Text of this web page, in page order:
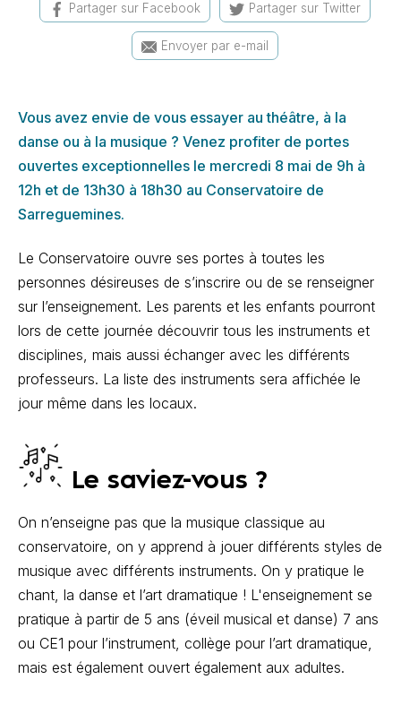
Partager sur Facebook Partager sur Twitter
Envoyer par e-mail
Vous avez envie de vous essayer au théâtre, à la
danse ou à la musique ? Venez profiter de portes
ouvertes exceptionnelles le mercredi 8 mai de 9h à
12h et de 13h30 à 18h30 au Conservatoire de
Sarreguemines.
Le Conservatoire ouvre ses portes à toutes les
personnes désireuses de s’inscrire ou de se renseigner
sur l’enseignement. Les parents et les enfants pourront
lors de cette journée découvrir tous les instruments et
disciplines, mais aussi échanger avec les différents
professeurs. La liste des instruments sera affichée le
jour même dans les locaux.
Le saviez-vous ?
On n’enseigne pas que la musique classique au
conservatoire, on y apprend à jouer différents styles de
musique avec différents instruments. On y pratique le
chant, la danse et l’art dramatique ! L'enseignement se
pratique à partir de 5 ans (éveil musical et danse) 7 ans
ou CE1 pour l’instrument, collège pour l’art dramatique,
mais est également ouvert également aux adultes.